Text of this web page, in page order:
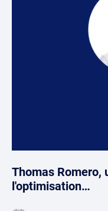
Thomas Romero,
l'optimisation…